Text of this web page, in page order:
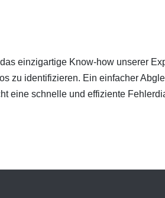
einzigartige Know-how unserer
zu identifizieren. Ein einfacher
eine schnelle und effiziente